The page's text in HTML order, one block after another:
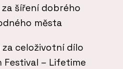
šíření dobrého
města
za celoživotní dílo
Festival – Lifetime